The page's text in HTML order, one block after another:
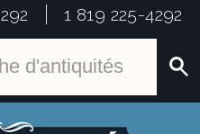
1 819 225-4292